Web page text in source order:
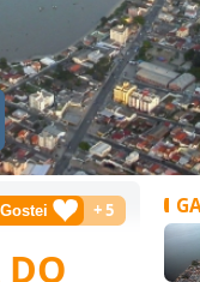
+5
DO